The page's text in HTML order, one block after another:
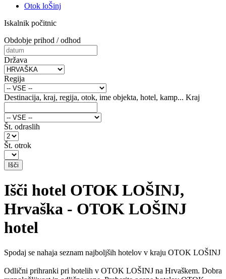
Otok loŠinj
Iskalnik počitnic
Obdobje prihod / odhod
Država
Regija
Destinacija, kraj, regija, otok, ime objekta, hotel, kamp... Kraj
Št. odraslih
Št. otrok
Išči hotel OTOK LOŠINJ,
Hrvaška - OTOK LOŠINJ
hotel
Spodaj se nahaja seznam najboljših hotelov v kraju OTOK LOŠINJ
Odlični prihranki pri hotelih v OTOK LOŠINJ na Hrvaškem. Dobra